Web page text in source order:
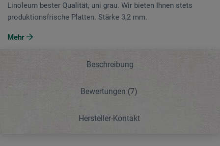
Linoleum bester Qualität, uni grau. Wir bieten Ihnen stets
produktionsfrische Platten. Stärke 3,2 mm.
Mehr
Beschreibung
Bewertungen (7)
Hersteller-Kontakt